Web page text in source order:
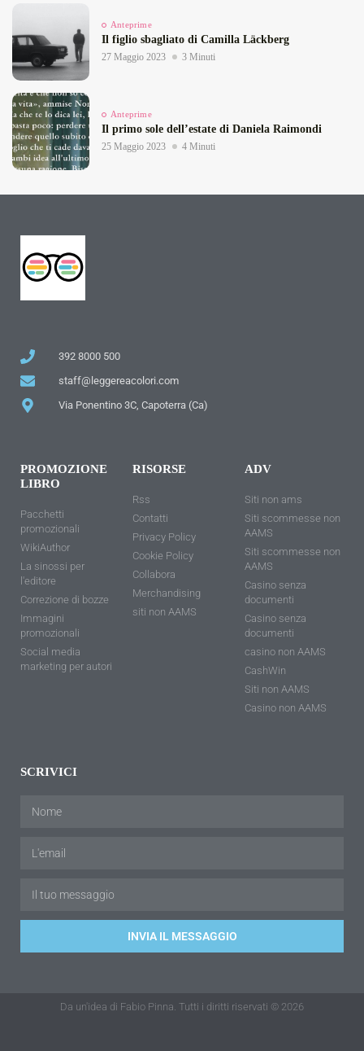
Anteprime
Il figlio sbagliato di Camilla Läckberg
27 Maggio 2023 3 Minuti
Anteprime
Il primo sole dell’estate di Daniela Raimondi
25 Maggio 2023 4 Minuti
392 8000 500
staff@leggereacolori.com
Via Ponentino 3C, Capoterra (Ca)
PROMOZIONE
LIBRO
Pacchetti
promozionali
WikiAuthor
La sinossi per
l'editore
Correzione di bozze
Immagini
promozionali
Social media
marketing per autori
RISORSE
Rss
Contatti
Privacy Policy
Cookie Policy
Collabora
Merchandising
siti non AAMS
ADV
Siti non ams
Siti scommesse non
AAMS
Siti scommesse non
AAMS
Casino senza
documenti
Casino senza
documenti
casino non AAMS
CashWin
Siti non AAMS
Casino non AAMS
SCRIVICI
INVIA IL MESSAGGIO
Da un'idea di Fabio Pinna. Tutti i diritti riservati © 2026